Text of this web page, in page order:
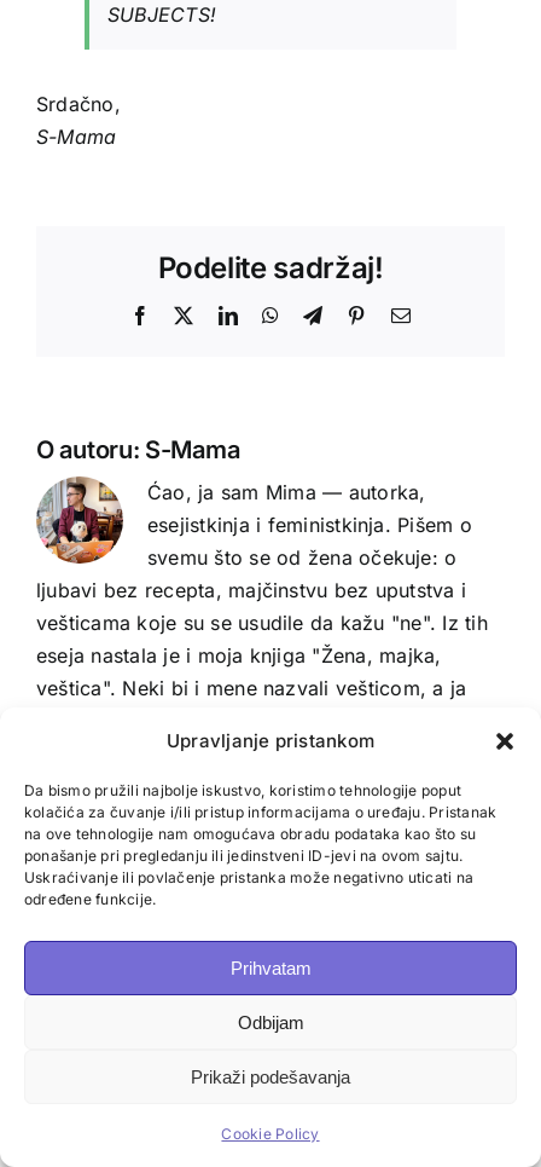
Upravljanje pristankom
Da bismo pružili najbolje iskustvo, koristimo tehnologije poput
kolačića za čuvanje i/ili pristup informacijama o uređaju. Pristanak
na ove tehnologije nam omogućava obradu podataka kao što su
ponašanje pri pregledanju ili jedinstveni ID-jevi na ovom sajtu.
Uskraćivanje ili povlačenje pristanka može negativno uticati na
određene funkcije.
Prihvatam
Odbijam
Prikaži podešavanja
Cookie Policy
SUBJECTS!
Srdačno,
S-Mama
Podelite sadržaj!
Facebook LinkedInWhatsApp
TelegramPinterestEmail
O autoru: S-Mama
Ćao, ja sam Mima — autorka,
esejistkinja i feministkinja. Pišem o
svemu što se od žena očekuje: o
ljubavi bez recepta, majčinstvu bez uputstva i
vešticama koje su se usudile da kažu "ne". Iz tih
eseja nastala je i moja knjiga "Žena, majka,
veštica". Neki bi i mene nazvali vešticom, a ja
Slične objave
Ostavite komentar